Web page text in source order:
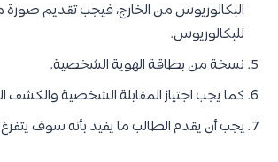
البكالوريوس من الخارج، فيجب تقديم
للبكالوريوس.
نسخة من بطاقة الهوية الشخصية.
كما يجب اجتياز المقابلة الشخصية والكشف
يجب أن يقدم الطالب ما يفيد بأنه سوف